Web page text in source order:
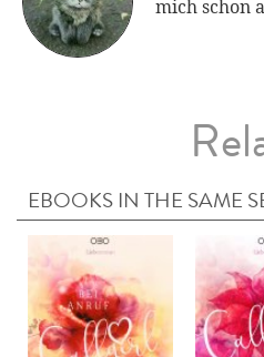
mich schon
EBOOKS IN THE SAME